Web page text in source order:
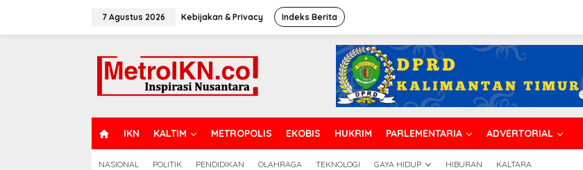
7 Agustus 2026 Kebijakan & Privacy Indeks Berita
O
M
IKN KALTIM METROPOLIS EKOBIS HUKRIM PARLEMENTARIA ADVERTORIAL
NASIONAL POLITIK PENDIDIKAN OLAHRAGA TEKNOLOGI GAYA HIDUP HIBURAN KALTARA